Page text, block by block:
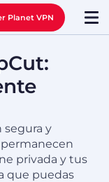
Planet VPN
segura y
permanecen
privada y tus
que puedas